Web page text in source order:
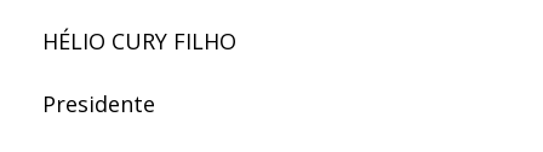
HÉLIO CURY FILHO
Presidente